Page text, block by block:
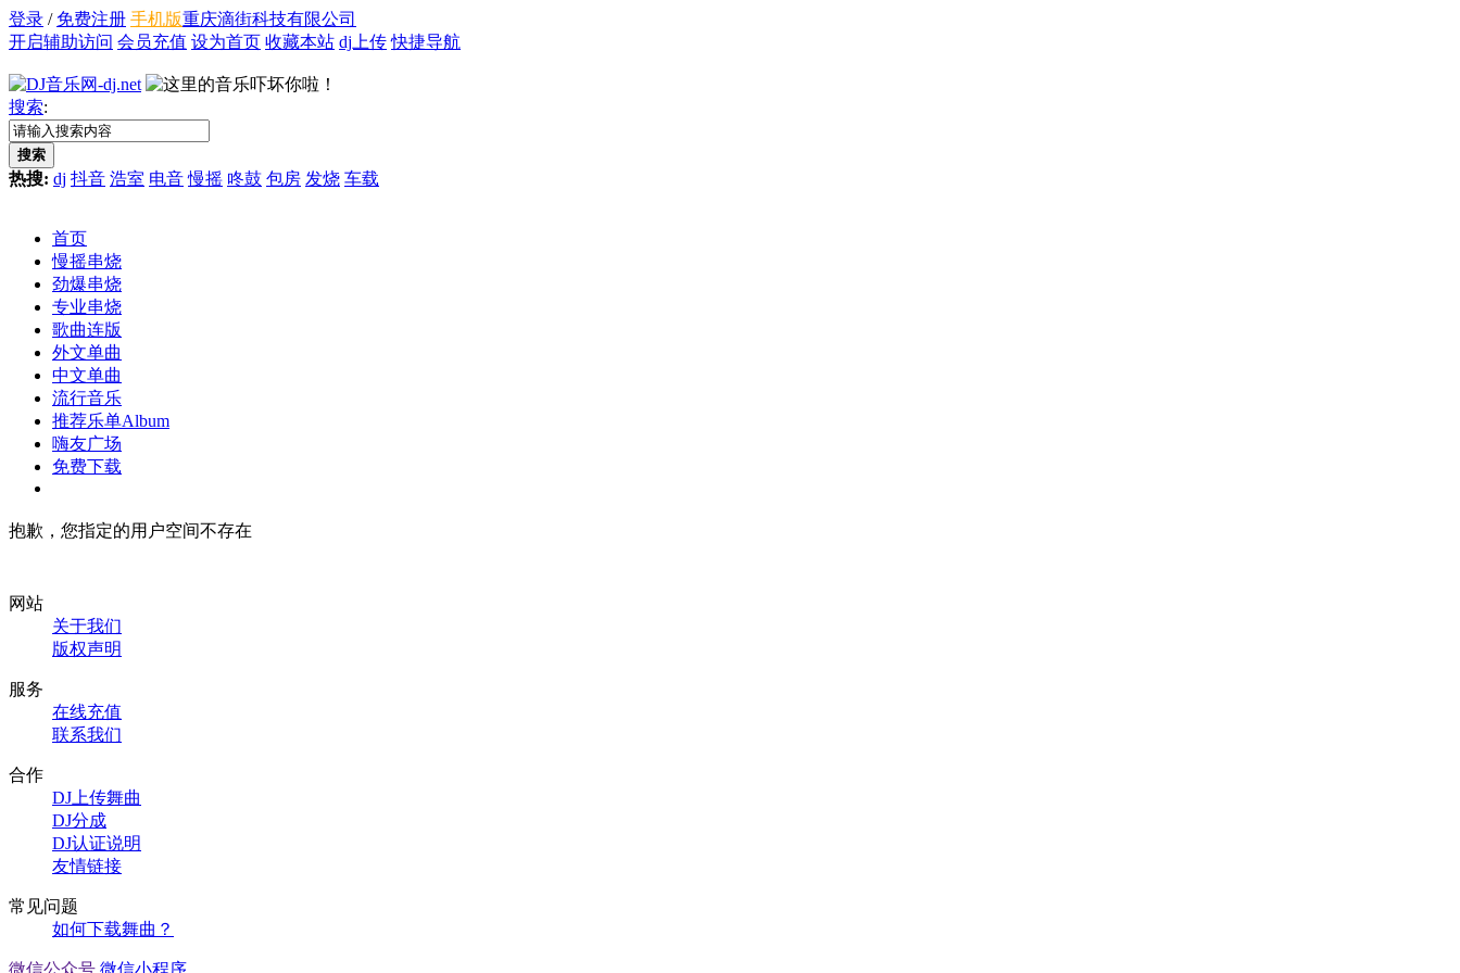
登录 / 免费注册 手机版重庆滴街科技有限公司
开启辅助访问 会员充值 设为首页 收藏本站 dj上传 快捷导航
搜索:
搜索
热搜: dj 抖音 浩室 电音 慢摇 咚鼓 包房 发烧 车载
首页
慢摇串烧
劲爆串烧
专业串烧
歌曲连版
外文单曲
中文单曲
流行音乐
推荐乐单Album
嗨友广场
免费下载
抱歉，您指定的用户空间不存在
网站
关于我们
版权声明
服务
在线充值
联系我们
合作
DJ上传舞曲
DJ分成
DJ认证说明
友情链接
常见问题
如何下载舞曲？
微信公众号 微信小程序